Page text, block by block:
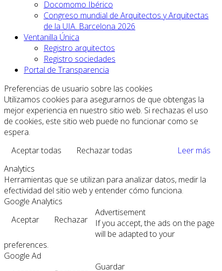
Docomomo Ibérico
Congreso mundial de Arquitectos y Arquitectas
de la UIA. Barcelona 2026
Ventanilla Única
Registro arquitectos
Registro sociedades
Portal de Transparencia
Preferencias de usuario sobre las cookies
Utilizamos cookies para asegurarnos de que obtengas la
mejor experiencia en nuestro sitio web. Si rechazas el uso
de cookies, este sitio web puede no funcionar como se
espera.
Aceptar todas
Rechazar todas
Leer más
Analytics
Herramientas que se utilizan para analizar datos, medir la
efectividad del sitio web y entender cómo funciona.
Google Analytics
Aceptar
Rechazar
Advertisement
If you accept, the ads on the page
will be adapted to your
preferences.
Google Ad
Guardar